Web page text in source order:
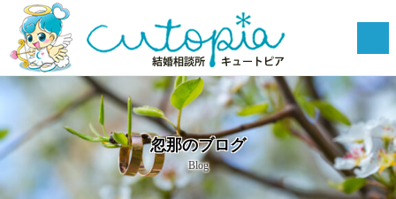
忽那のブログ
Blog